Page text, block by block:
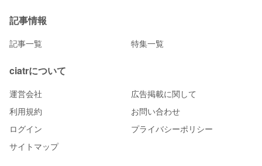
記事情報
記事一覧 特集一覧
ciatrについて
運営会社
広告掲載に関して
利用規約
お問い合わせ
ログイン
プライバシーポリシー
サイトマップ